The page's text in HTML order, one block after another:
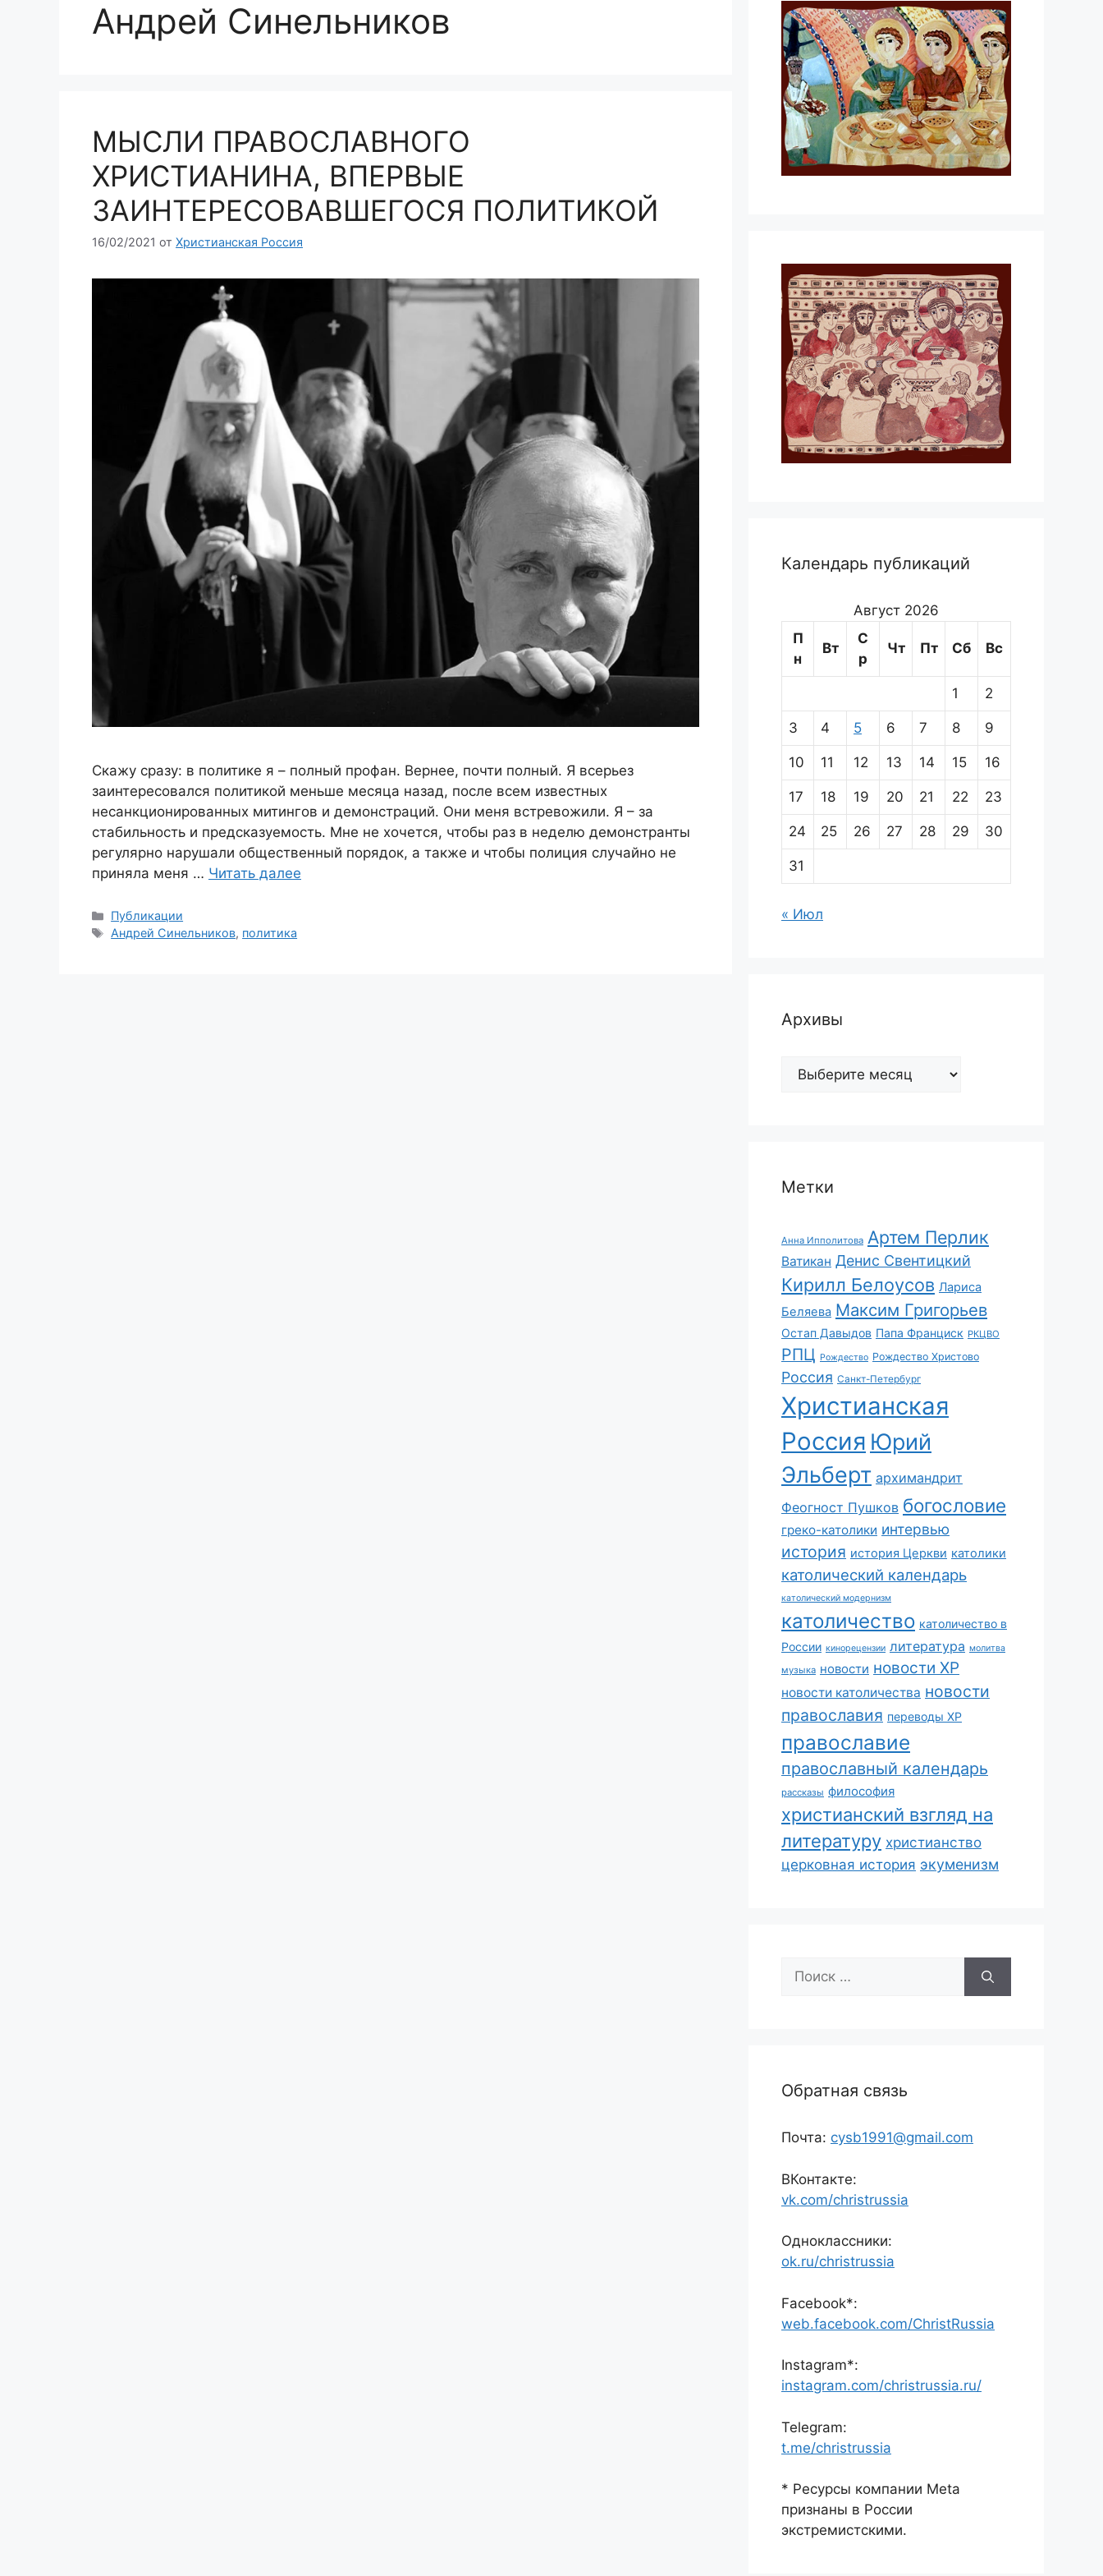
Андрей Синельников
МЫСЛИ ПРАВОСЛАВНОГО
ХРИСТИАНИНА, ВПЕРВЫЕ
ЗАИНТЕРЕСОВАВШЕГОСЯ ПОЛИТИКОЙ
16/02/2021 от Христианская Россия
Скажу сразу: в политике я – полный профан. Вернее, почти полный. Я всерьез
заинтересовался политикой меньше месяца назад, после всем известных
несанкционированных митингов и демонстраций. Они меня встревожили. Я – за
стабильность и предсказуемость. Мне не хочется, чтобы раз в неделю демонстранты
регулярно нарушали общественный порядок, а также и чтобы полиция случайно не
приняла меня … Читать далее
Рубрики
Публикации
Метки
Андрей Синельников, политика
Календарь публикаций
Август 2026
П
н
Вт
С
р
Чт Пт Сб Вс
1 2
3 4 5 6 7 8 9
10 11 12 13 14 15 16
17 18 19 20 21 22 23
24 25 26 27 28 29 30
31
« Июл
Архивы
Архивы
Метки
Анна Ипполитова Артем Перлик
Ватикан Денис Свентицкий
Кирилл Белоусов Лариса
Беляева Максим Григорьев
Остап Давыдов Папа Франциск РКЦВО
РПЦ Рождество Рождество Христово
Россия Санкт-Петербург
Христианская
Россия Юрий
Эльберт архимандрит
Феогност Пушков богословие
греко-католики интервью
история история Церкви католики
католический календарь
католический модернизм
католичество католичество в
России кинорецензии литература молитва
музыка новости новости ХР
новости католичества новости
православия переводы ХР
православие
православный календарь
рассказы философия
христианский взгляд на
литературу христианство
церковная история экуменизм
Поиск:
Обратная связь
Почта: cysb1991@gmail.com
ВКонтакте:
vk.com/christrussia
Одноклассники:
ok.ru/christrussia
Facebook*:
web.facebook.com/ChristRussia
Instagram*:
instagram.com/christrussia.ru/
Telegram:
t.me/christrussia
* Ресурсы компании Meta
признаны в России
экстремистскими.